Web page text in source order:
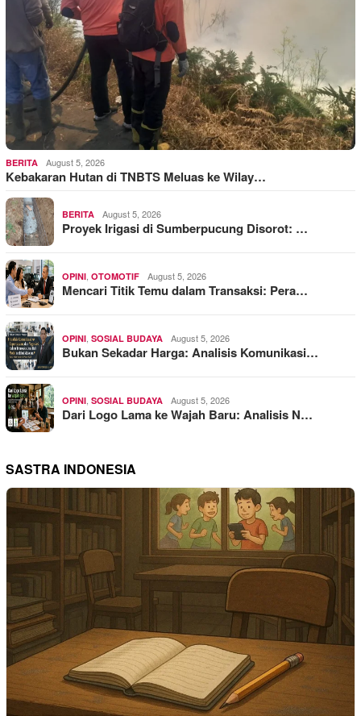
BERITA August 5, 2026
Kebakaran Hutan di TNBTS Meluas ke Wilay…
BERITA August 5, 2026
Proyek Irigasi di Sumberpucung Disorot: …
OPINI OTOMOTIF August 5, 2026
Mencari Titik Temu dalam Transaksi: Pera…
OPINI SOSIAL BUDAYA August 5, 2026
Bukan Sekadar Harga: Analisis Komunikasi…
OPINI SOSIAL BUDAYA August 5, 2026
Dari Logo Lama ke Wajah Baru: Analisis N…
SASTRA INDONESIA